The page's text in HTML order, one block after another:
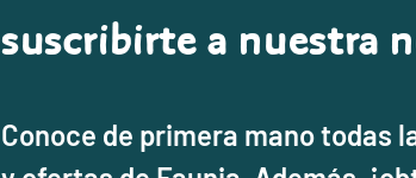
suscribirte a nuestra
Conoce de primera mano todas